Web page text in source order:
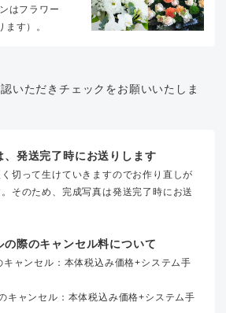
はフラワー
す）。
いただきチェックをお願いいたしま
発送完了時にお送りします
切って生けていきますのでお作り直しが
そのため、完成写真は発送完了時にお送
際のキャンセル料について
ャンセル：本体税込み価格+システム手
キャンセル：本体税込み価格+システム手